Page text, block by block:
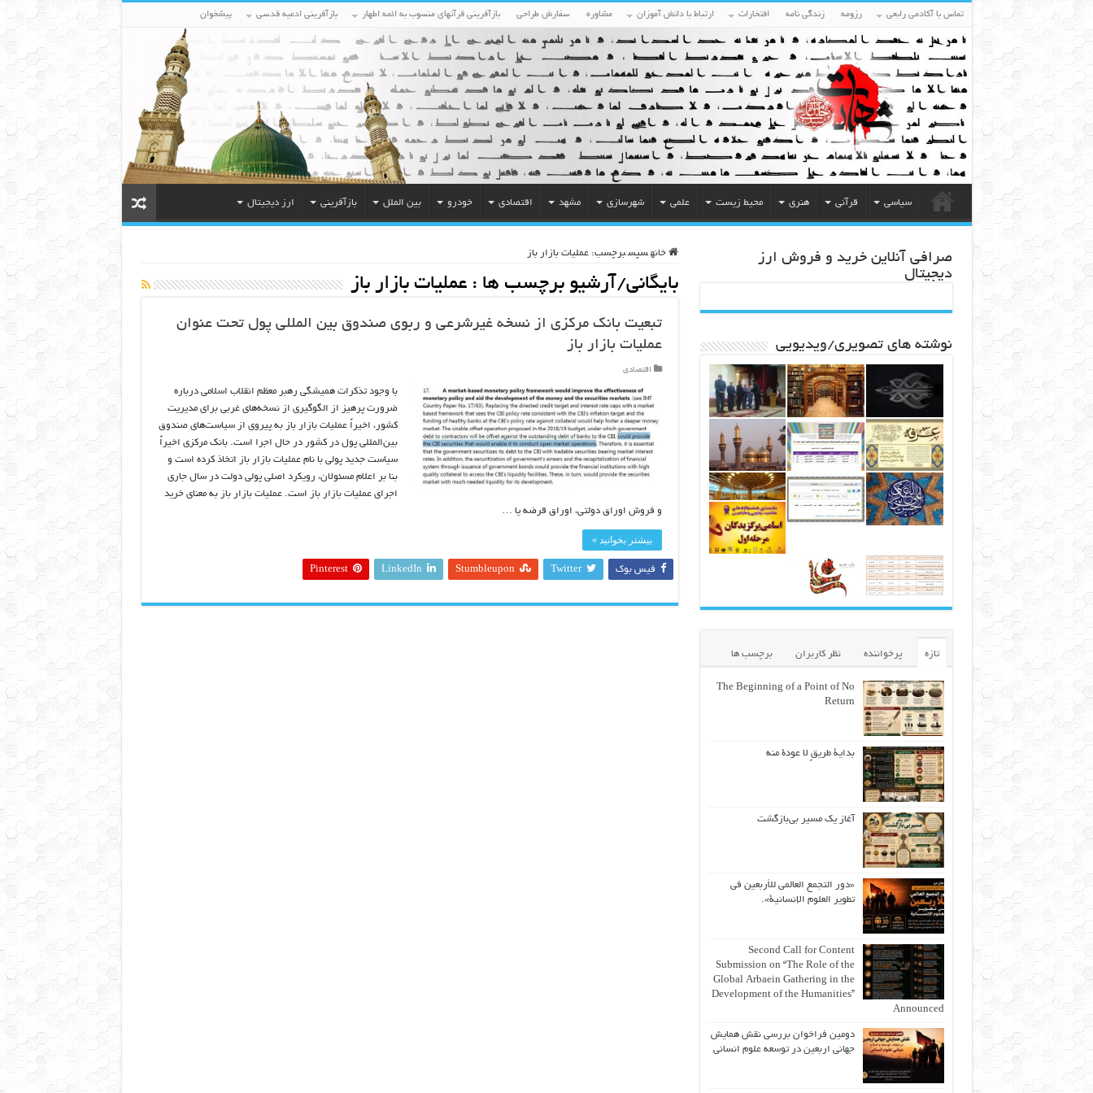
تماس با آکادمی رابعی رزومه زندگی نامه افتخارات ارتباط با دانش آموزان مشاوره سفارش طراحی بازآفرینی قرآنهای منسوب به ائمه اطهار بازآفرینی ادعیه قدسی پیشخوان
سیاسی قرآنی هنری محیط زیست علمی شهرسازی مشهد اقتصادی خودرو بین الملل بازآفرینی ارز دیجیتال
خانه سپس برچسب:عملیات بازار باز
بایگانی/آرشیو برچسب ها :عملیات بازار باز
تبعیت بانک مرکزی از نسخه غیرشرعی و ربوی صندوق بین المللی پول تحت عنوان
عملیات بازار باز
اقتصادی
با وجود تذکرات همیشگی رهبر معظم انقلاب اسلامی درباره
ضرورت پرهیز از الگوگیری از نسخه‌های غربی برای مدیریت
کشور، اخیراً عملیات بازار باز به پیروی از سیاست‌های صندوق
بین‌المللی پول در کشور در حال اجرا است. بانک مرکزی اخیراً
سیاست جدید پولی با نام عملیات بازار باز اتخاذ کرده است و
بنا بر اعلام مسئولان، رویکرد اصلی پولی دولت در سال جاری
اجرای عملیات بازار باز است. عملیات بازار باز به معنای خرید
و فروش اوراق دولتی، اوراق قرضه یا …
بیشتر بخوانید »
فیس بوک Twitter
Stumbleupon
LinkedIn
Pinterest
صرافی آنلاین خرید و فروش ارز
دیجیتال
نوشته های تصویری/ویدیویی
تازه پرخواننده نظر کاربران برچسب ها
The Beginning of a Point of No
Return
بداية طريقٍ لا عودة منه
آغاز یک مسیر بی‌بازگشت
«دور التجمع العالمي للأربعين في
تطوير العلوم الإنسانية».
Second Call for Content
Submission on “The Role of the
Global Arbaein Gathering in the
Development of the Humanities”
Announced
دومین فراخوان بررسی نقش همایش
جهانی اربعین در توسعه علوم انسانی